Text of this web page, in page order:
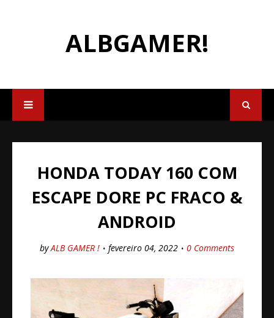
ALBGAMER!
HONDA TODAY 160 COM
ESCAPE DORE PC FRACO &
ANDROID
by ALB GAMER ! fevereiro 04, 2022 0 Comments